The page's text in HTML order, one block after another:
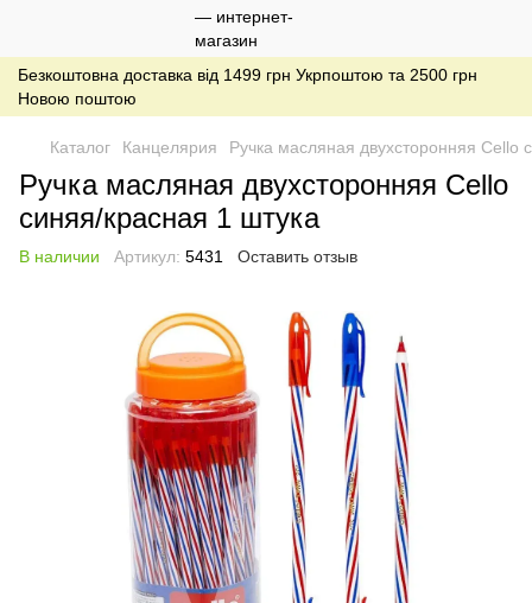
Безкоштовна доставка від 1499 грн Укрпоштою та 2500 грн
Новою поштою
Каталог Канцелярия Ручка масляная двухсторонняя Cello
Ручка масляная двухсторонняя Cello
синяя/красная 1 штука
В наличии Артикул: 5431 Оставить отзыв